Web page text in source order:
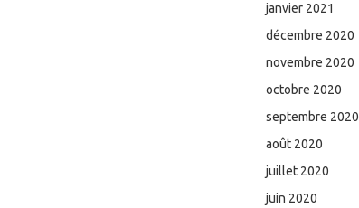
janvier 2021
décembre 2020
novembre 2020
octobre 2020
septembre 2020
août 2020
juillet 2020
juin 2020